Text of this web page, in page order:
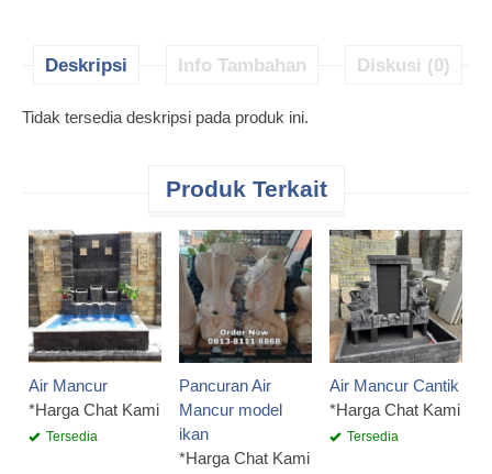
Deskripsi Info Tambahan Diskusi (0)
Tidak tersedia deskripsi pada produk ini.
Produk Terkait
Air Mancur
*Harga Chat Kami
Tersedia
Pancuran Air
Mancur model
ikan
*Harga Chat Kami
Air Mancur Cantik
*Harga Chat Kami
Tersedia